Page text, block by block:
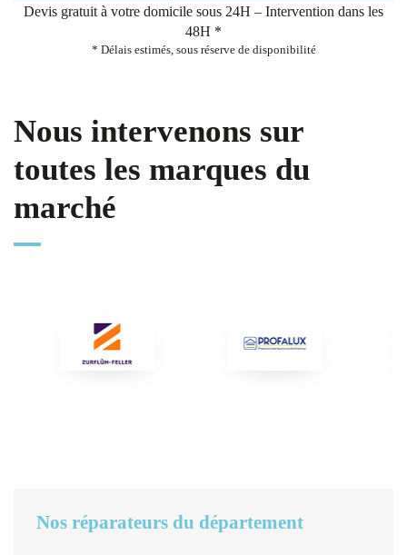
Devis gratuit à votre domicile sous 24H – Intervention dans les
48H *
* Délais estimés, sous réserve de disponibilité
Nous intervenons sur
toutes les marques du
marché
Nos réparateurs du département